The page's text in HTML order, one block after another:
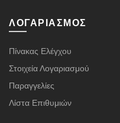
ΛΟΓΑΡΙΑΣΜΌΣ
Πίνακας Ελέγχου
Στοιχεία Λογαριασμού
Παραγγελίες
Λίστα Επιθυμιών